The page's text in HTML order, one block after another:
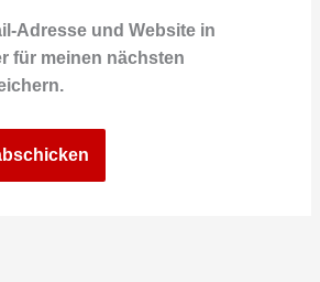
Adresse und Website in
für meinen nächsten